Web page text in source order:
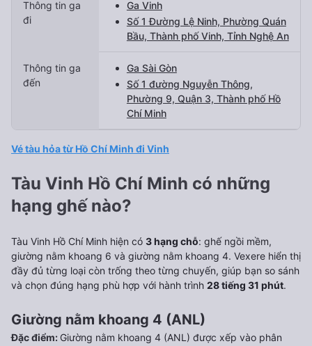
Thông tin ga
đi
Ga Vinh
Số 1 Đường Lệ Ninh, Phường Quán
Bầu, Thành phố Vinh, Tỉnh Nghệ An
Thông tin ga
đến
Ga Sài Gòn
Số 1 đường Nguyễn Thông,
Phường 9, Quận 3, Thành phố Hồ
Chí Minh
Vé tàu hỏa từ Hồ Chí Minh đi Vinh
Tàu Vinh Hồ Chí Minh có những
hạng ghế nào?
Tàu Vinh Hồ Chí Minh hiện có 3 hạng chỗ: ghế ngồi mềm,
giường nằm khoang 6 và giường nằm khoang 4. Vexere hiển thị
đầy đủ từng loại còn trống theo từng chuyến, giúp bạn so sánh
và chọn đúng hạng phù hợp với hành trình 28 tiếng 31 phút.
Giường nằm khoang 4 (ANL)
Đặc điểm: Giường nằm khoang 4 (ANL) được xếp vào phân